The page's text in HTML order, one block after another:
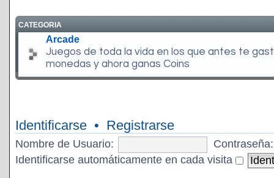
CATEGORIA
Arcade
Juegos de toda la vida en los que antes te
monedas y ahora ganas Coins
Identificarse • Registrarse
Nombre de Usuario:
Contraseña:
Identificarse automáticamente en cada visita